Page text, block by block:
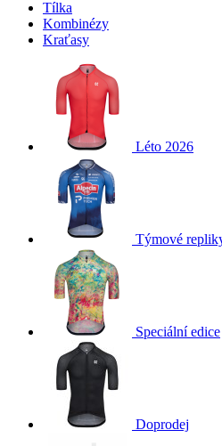
Tílka
Kombinézy
Kraťasy
Léto 2026
Týmové
Speciální edice
Doprodej